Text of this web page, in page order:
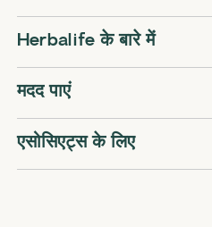
Herbalife के बारे में
मदद पाएं
एसोसिएट्स के लिए